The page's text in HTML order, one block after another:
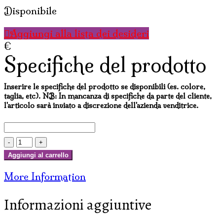
Disponibile
Aggiungi alla lista dei desideri
€
Specifiche del prodotto
Inserire le specifiche del prodotto se disponibili (es. colore,
taglia, etc). NB: In mancanza di specifiche da parte del cliente,
l'articolo sarà inviato a discrezione dell'azienda venditrice.
GATTO
SILVESTRO
20
2
Aggiungi al carrello
More Information
Informazioni aggiuntive